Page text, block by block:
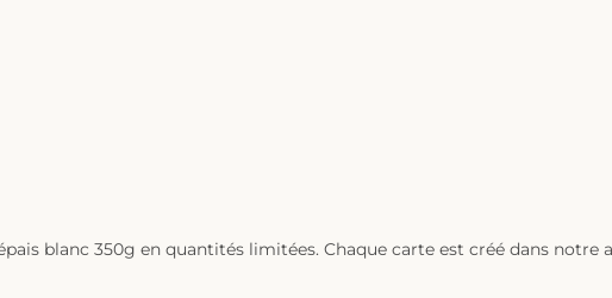
blanc 350g en quantités limitées. Chaque carte est créé dans notre